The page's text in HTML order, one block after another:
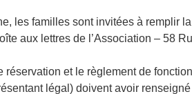
les familles sont invitées à remplir
aux lettres de l’Association – 58
réservation et le règlement de
légal) doivent avoir